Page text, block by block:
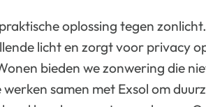
oplossing tegen
licht en zorgt voor privacy
bieden we zonwering die
samen met Exsol om